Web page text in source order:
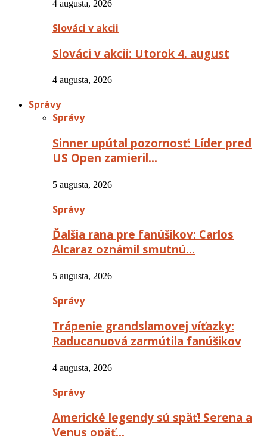
4 augusta, 2026
Slováci v akcii
Slováci v akcii: Utorok 4. august
4 augusta, 2026
Správy
Správy
Sinner upútal pozornosť: Líder pred
US Open zamieril…
5 augusta, 2026
Správy
Ďalšia rana pre fanúšikov: Carlos
Alcaraz oznámil smutnú…
5 augusta, 2026
Správy
Trápenie grandslamovej víťazky:
Raducanuová zarmútila fanúšikov
4 augusta, 2026
Správy
Americké legendy sú späť! Serena a
Venus opäť…